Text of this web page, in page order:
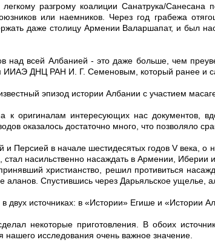
разгрому коалиции Санатрука/
или наемников. Через год грабежа
даже столицу Армении Валаршапат, и был
над всей Албанией - это даже больше, чем
ИИАЭ ДНЦ РАН И. Г. Семеновым, который ранее и
эпизод истории Албании с участием
оригиналам интересующих нас документов,
оказалось достаточно много, что позволяло
Персией в начале шестидесятых годов V века, о
стал насильственно насаждать в Армении,
христианство, решил противиться
аланов. Спустившись через Дарьяльское
двух источниках: в «Истории» Егише и «Истории
некоторые приготовления. В обоих
исследования очень важное значение.